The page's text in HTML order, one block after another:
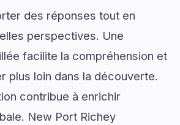
des réponses tout en
perspectives. Une
facilite la compréhension et
plus loin dans la découverte.
contribue à enrichir
New Port Richey